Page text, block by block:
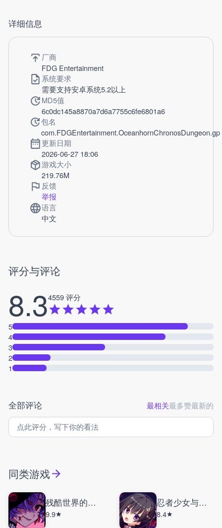
详细信息
厂商
FDG Entertainment
系统要求
需要支持安卓系统5.2以上
MD5值
6c0dc145a8870a7d6a7755c6fe6801a6
包名
com.FDGEntertainment.OceanhornChronosDungeon.gp
更新日期
2026-06-27 18:06
游戏大小
219.76M
反馈
举报
语言
中文
评分与评论
8.34559 评分
5
4
3
2
1
全部评论 最相关最多赞最新的
同类游戏
残酷世界的拯救之道
9.9
忍者少女与都市妖团
8.4